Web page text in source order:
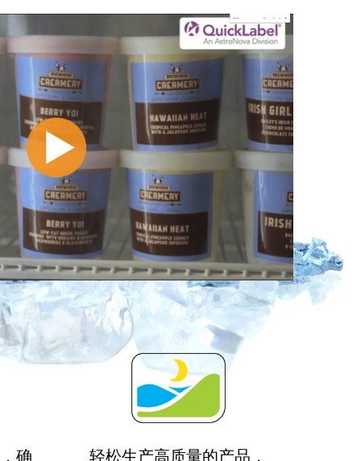
，确
轻松生产高质量的产品，